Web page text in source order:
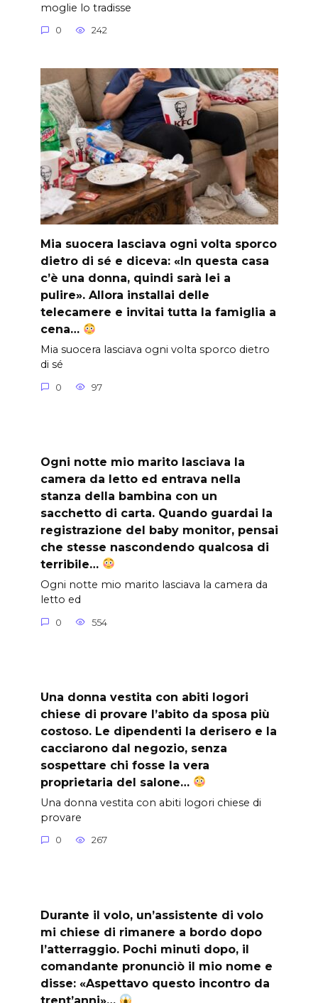
moglie lo tradisse
0 242
Mia suocera lasciava ogni volta sporco
dietro di sé e diceva: «In questa casa
c’è una donna, quindi sarà lei a
pulire». Allora installai delle
telecamere e invitai tutta la famiglia a
cena…
Mia suocera lasciava ogni volta sporco dietro
di sé
0 97
Ogni notte mio marito lasciava la
camera da letto ed entrava nella
stanza della bambina con un
sacchetto di carta. Quando guardai la
registrazione del baby monitor, pensai
che stesse nascondendo qualcosa di
terribile…
Ogni notte mio marito lasciava la camera da
letto ed
0 554
Una donna vestita con abiti logori
chiese di provare l’abito da sposa più
costoso. Le dipendenti la derisero e la
cacciarono dal negozio, senza
sospettare chi fosse la vera
proprietaria del salone…
Una donna vestita con abiti logori chiese di
provare
0 267
Durante il volo, un’assistente di volo
mi chiese di rimanere a bordo dopo
l’atterraggio. Pochi minuti dopo, il
comandante pronunciò il mio nome e
disse: «Aspettavo questo incontro da
trent’anni»…